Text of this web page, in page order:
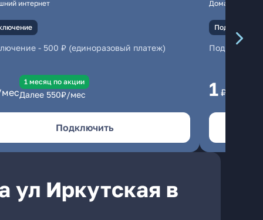
интернет
- 500 ₽ (единоразовый платеж)
1 месяц по акции
Далее 550₽/мес
Подключить
Домашний
Подключение
1 ₽/мес
ул Иркутская в